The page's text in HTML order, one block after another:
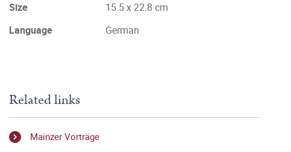
Size
15.5 x 22.8 cm
Language
German
Related links
Mainzer Vorträge